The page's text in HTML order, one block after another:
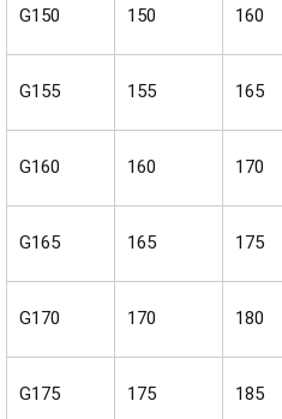
G150 150 160
G155 155 165
G160 160 170
G165 165 175
G170 170 180
G175 175 185